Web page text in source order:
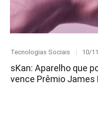
Category
Tecnologias Sociais 10/
sKan: Aparelho que
vence Prêmio James